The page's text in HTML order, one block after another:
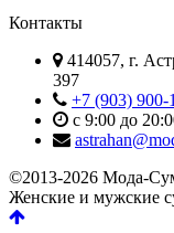
Контакты
414057, г.
397
+7 (903) 900-
с 9:00 до
©2013-2026 Мода-
Женские и мужские